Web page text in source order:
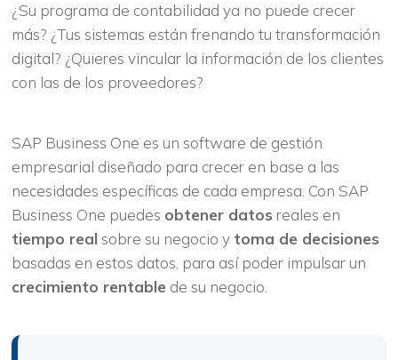
¿Su programa de contabilidad ya no puede crecer
más? ¿Tus sistemas están frenando tu transformación
digital? ¿Quieres vincular la información de los clientes
con las de los proveedores?
SAP Business One es un software de gestión
empresarial diseñado para crecer en base a las
necesidades específicas de cada empresa. Con SAP
Business One puedes obtener datos reales en
tiempo real sobre su negocio y toma de decisiones
basadas en estos datos, para así poder impulsar un
crecimiento rentable de su negocio.